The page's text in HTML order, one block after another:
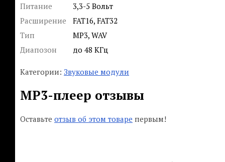
Питание
3,3-5 Вольт
Расширение
FAT16, FAT32
Тип
MP3, WAV
Диапозон
до 48 КГц
Категории: Звуковые модули
MP3-плеер отзывы
Оставьте отзыв об этом товаре первым!